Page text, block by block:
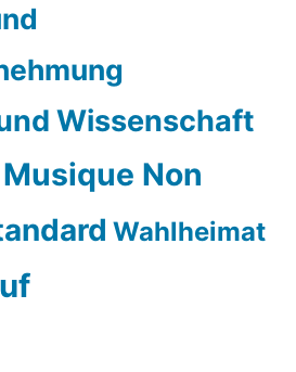
Wissenschaft
Musique Non
Wahlheimat